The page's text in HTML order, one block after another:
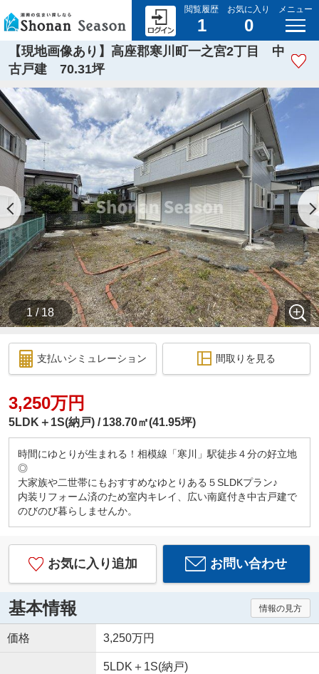
閲覧履歴
1
お気に入り
0
メニュー
【現地画像あり】高座郡寒川町一之宮2丁目 中
古戸建 70.31坪
1 / 18
支払いシミュレーション 間取りを見る
3,250万円
5LDK＋1S(納戸) 138.70㎡(41.95坪)
時間にゆとりが生まれる！相模線「寒川」駅徒歩４分の好立地
◎
大家族や二世帯にもおすすめなゆとりある５SLDKプラン♪
内装リフォーム済のため室内キレイ、広い南庭付き中古戸建で
のびのび暮らしませんか。
お気に入り追加 お問い合わせ
基本情報 情報の見方
価格 3,250万円
5LDK＋1S(納戸)